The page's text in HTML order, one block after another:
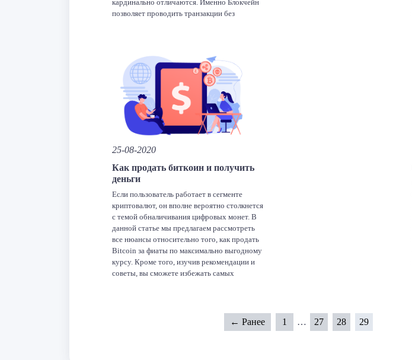
кардинально отличаются. Именно Блокчейн
позволяет проводить транзакции без
благодаря блокчейну. Эта технология дала
жизнь […]
Facebook
Twitter
LinkedIn
VKTelegram
Отправить
25-08-2020
Как продать биткоин и получить
деньги
Если пользователь работает в сегменте
криптовалют, он вполне вероятно столкнется
с темой обналичивания цифровых монет. В
данной статье мы предлагаем рассмотреть
все нюансы относительно того, как продать
Bitcoin за фиаты по максимально выгодному
курсу. Кроме того, изучив рекомендации и
советы, вы сможете избежать самых
LinkedIn
VKTelegram
Odnoklassniki
← Ранее 1 … 27 28 29